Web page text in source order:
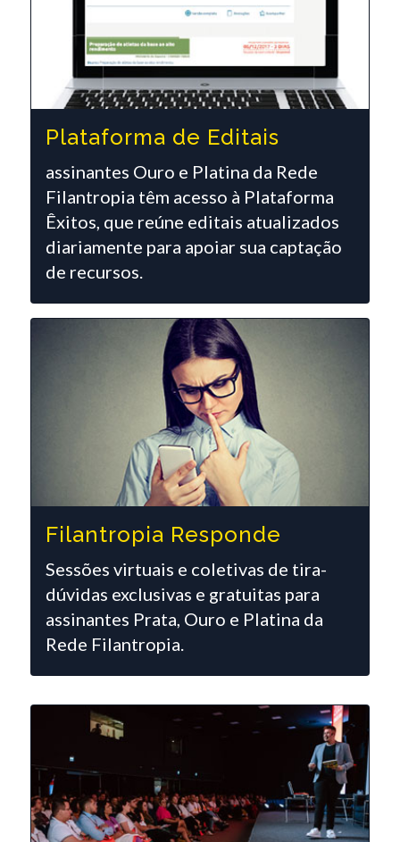
Plataforma de Editais
assinantes Ouro e Platina da Rede
Filantropia têm acesso à Plataforma
Êxitos, que reúne editais atualizados
diariamente para apoiar sua captação
de recursos.
Filantropia Responde
Sessões virtuais e coletivas de tira-
dúvidas exclusivas e gratuitas para
assinantes Prata, Ouro e Platina da
Rede Filantropia.